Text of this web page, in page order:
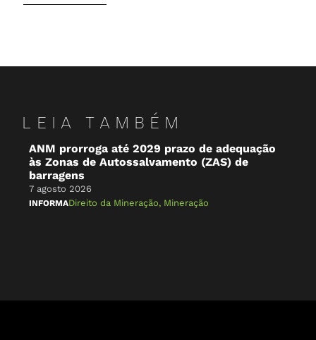
LEIA TAMBÉM
ANM prorroga até 2029 prazo de adequação
às Zonas de Autossalvamento (ZAS) de
barragens
7 agosto 2026
INFORMADireito da Mineração, Mineração